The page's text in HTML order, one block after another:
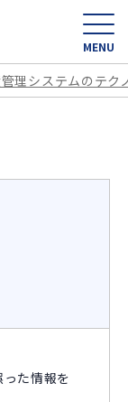
中小製造業様向け
MENU
理システムのテク
た情報を